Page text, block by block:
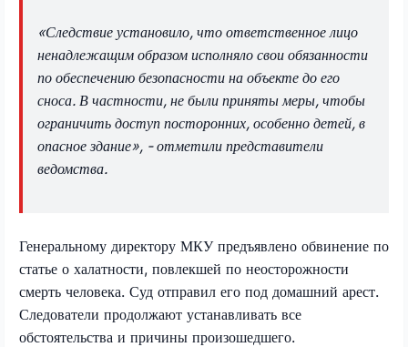
«Следствие установило, что ответственное лицо
ненадлежащим образом исполняло свои обязанности
по обеспечению безопасности на объекте до его
сноса. В частности, не были приняты меры, чтобы
ограничить доступ посторонних, особенно детей, в
опасное здание», - отметили представители
ведомства.
Генеральному директору МКУ предъявлено обвинение по
статье о халатности, повлекшей по неосторожности
смерть человека. Суд отправил его под домашний арест.
Следователи продолжают устанавливать все
обстоятельства и причины произошедшего.